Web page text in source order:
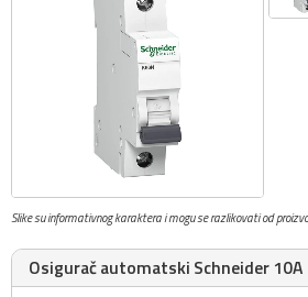
Slike su informativnog karaktera i mogu se razlikovati od
Osigurač automatski Schneider 10A